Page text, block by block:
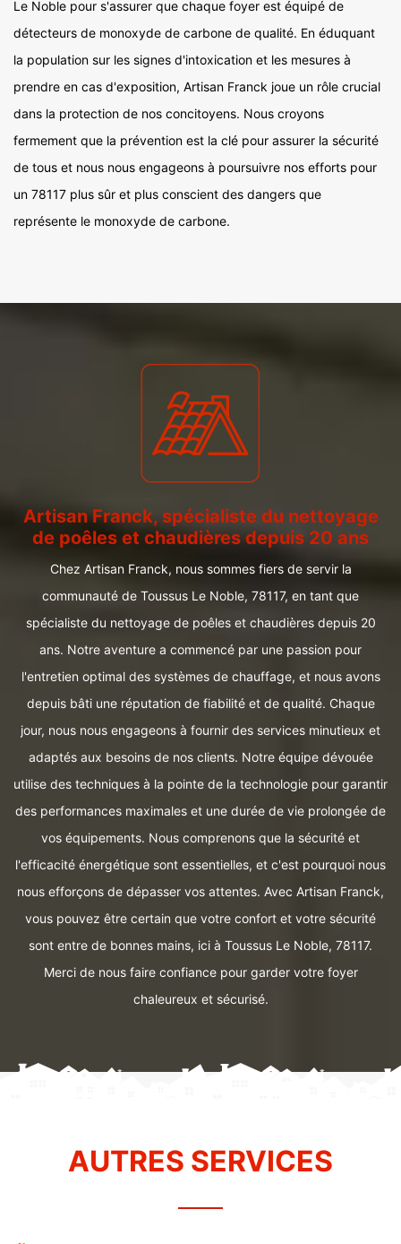
Le Noble pour s'assurer que chaque foyer est équipé de
détecteurs de monoxyde de carbone de qualité. En éduquant
la population sur les signes d'intoxication et les mesures à
prendre en cas d'exposition, Artisan Franck joue un rôle crucial
dans la protection de nos concitoyens. Nous croyons
fermement que la prévention est la clé pour assurer la sécurité
de tous et nous nous engageons à poursuivre nos efforts pour
un 78117 plus sûr et plus conscient des dangers que
représente le monoxyde de carbone.
Artisan Franck, spécialiste du nettoyage
de poêles et chaudières depuis 20 ans
Chez Artisan Franck, nous sommes fiers de servir la
communauté de Toussus Le Noble, 78117, en tant que
spécialiste du nettoyage de poêles et chaudières depuis 20
ans. Notre aventure a commencé par une passion pour
l'entretien optimal des systèmes de chauffage, et nous avons
depuis bâti une réputation de fiabilité et de qualité. Chaque
jour, nous nous engageons à fournir des services minutieux et
adaptés aux besoins de nos clients. Notre équipe dévouée
utilise des techniques à la pointe de la technologie pour garantir
des performances maximales et une durée de vie prolongée de
vos équipements. Nous comprenons que la sécurité et
l'efficacité énergétique sont essentielles, et c'est pourquoi nous
nous efforçons de dépasser vos attentes. Avec Artisan Franck,
vous pouvez être certain que votre confort et votre sécurité
sont entre de bonnes mains, ici à Toussus Le Noble, 78117.
Merci de nous faire confiance pour garder votre foyer
chaleureux et sécurisé.
AUTRES SERVICES